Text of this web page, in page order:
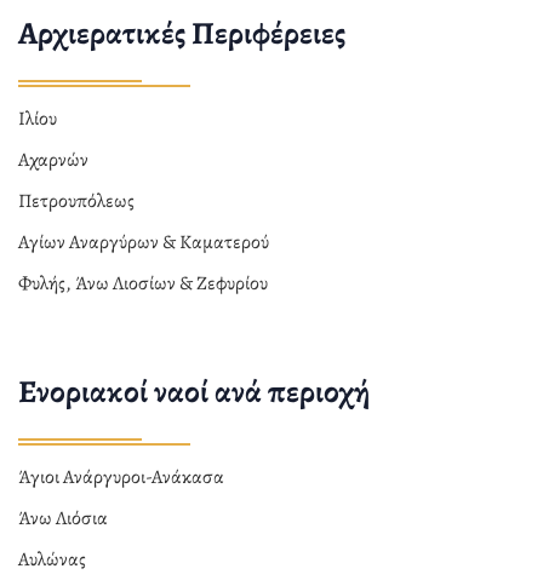
Αρχιερατικές Περιφέρειες
Ιλίου
Αχαρνών
Πετρουπόλεως
Αγίων Αναργύρων & Καματερού
Φυλής, Άνω Λιοσίων & Ζεφυρίου
Ενοριακοί ναοί ανά περιοχή
Άγιοι Ανάργυροι-Ανάκασα
Άνω Λιόσια
Αυλώνας